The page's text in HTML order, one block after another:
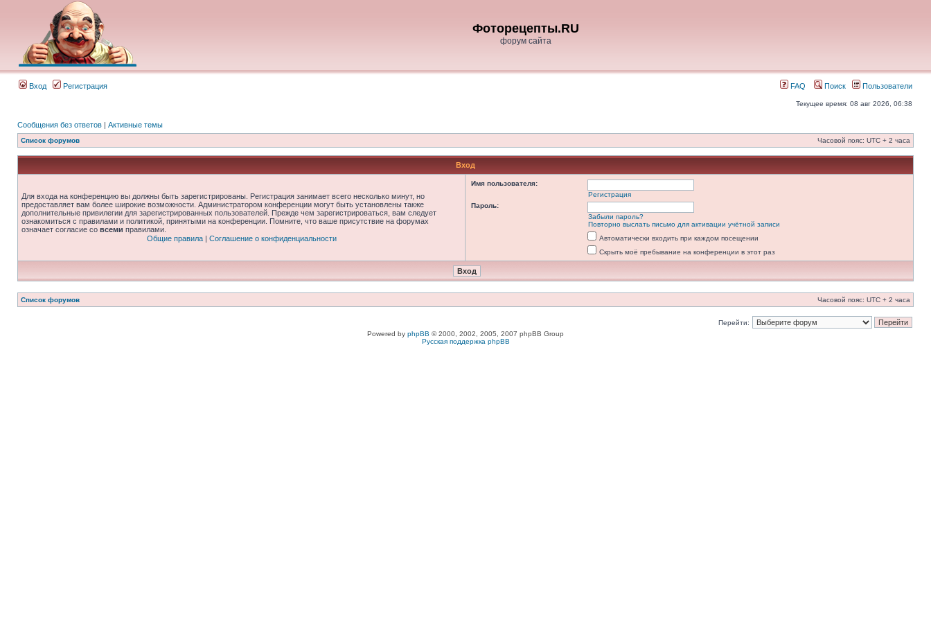
Фоторецепты.RU
форум сайта
Вход Регистрация FAQ Поиск Пользователи
Текущее время: 08 авг 2026, 06:38
Сообщения без ответов | Активные темы
Список форумов Часовой пояс: UTC + 2 часа
Вход
Для входа на конференцию вы должны быть зарегистрированы. Регистрация занимает всего несколько минут, но
предоставляет вам более широкие возможности. Администратором конференции могут быть установлены также
дополнительные привилегии для зарегистрированных пользователей. Прежде чем зарегистрироваться, вам следует
ознакомиться с правилами и политикой, принятыми на конференции. Помните, что ваше присутствие на форумах
означает согласие со всеми правилами.
Общие правила| Соглашение о конфиденциальности
Имя пользователя:
Регистрация
Пароль:
Забыли пароль?
Повторно выслать письмо для активации учётной записи
Автоматически входить при каждом посещении
Скрыть моё пребывание на конференции в этот раз
Список форумов Часовой пояс: UTC + 2 часа
Перейти:
Powered by phpBB © 2000, 2002, 2005, 2007 phpBB Group
Русская поддержка phpBB